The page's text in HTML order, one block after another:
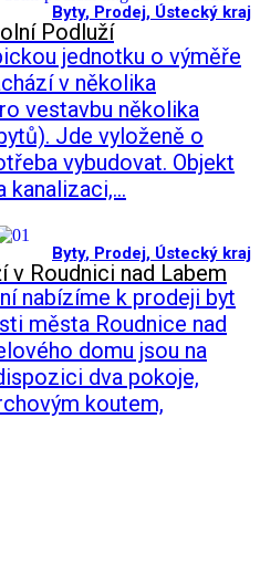
Byty, Prodej, Ústecký kraj
Podluží
jednotku o výměře
v několika
vestavbu několika
Jde vyloženě o
vybudovat. Objekt
kanalizaci,…
Byty, Prodej, Ústecký kraj
v Roudnici nad Labem
nabízíme k prodeji byt
města Roudnice nad
domu jsou na
dva pokoje,
koutem,